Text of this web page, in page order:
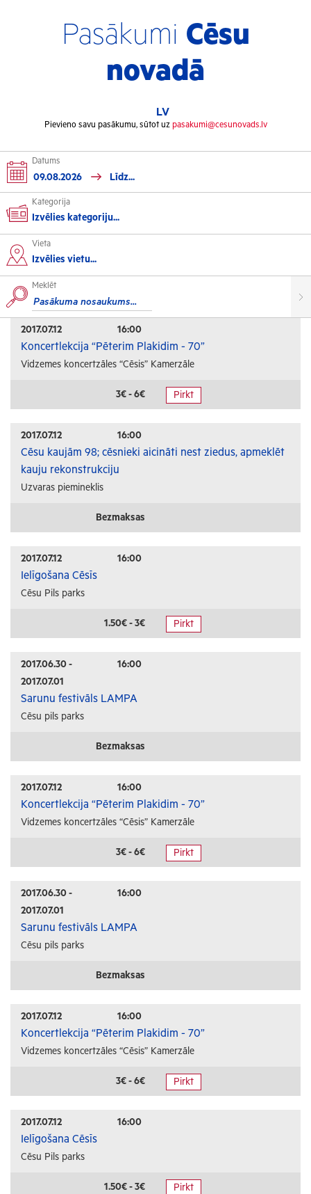
Pasākumi Cēsu
novadā
LV
Pievieno savu pasākumu, sūtot uz pasakumi@cesunovads.lv
Datums
Kategorija
Izvēlies kategoriju...
Kultūra
Izstādes
Koncerti
Izrādes
Festivāli un svētki
Kino
Citi pasākumi
Sports
Florbols
Slēpošana
Izglītība
Konferences
Kursi un semināri
Radošās darbnīcas
Lekcijas
Interešu pasākumi
Ģimenēm ar bērniem
Vieta
Izvēlies vietu...
Meklēt
2017.07.12 16:00
Koncertlekcija “Pēterim Plakidim - 70”
Vidzemes koncertzāles “Cēsis” Kamerzāle
3€ - 6€ Pirkt
2017.07.12 16:00
Cēsu kaujām 98; cēsnieki aicināti nest ziedus, apmeklēt
kauju rekonstrukciju
Uzvaras piemineklis
Bezmaksas
2017.07.12 16:00
Ielīgošana Cēsīs
Cēsu Pils parks
1.50€ - 3€ Pirkt
2017.06.30 -
2017.07.01
16:00
Sarunu festivāls LAMPA
Cēsu pils parks
Bezmaksas
2017.07.12 16:00
Koncertlekcija “Pēterim Plakidim - 70”
Vidzemes koncertzāles “Cēsis” Kamerzāle
3€ - 6€ Pirkt
2017.06.30 -
2017.07.01
16:00
Sarunu festivāls LAMPA
Cēsu pils parks
Bezmaksas
2017.07.12 16:00
Koncertlekcija “Pēterim Plakidim - 70”
Vidzemes koncertzāles “Cēsis” Kamerzāle
3€ - 6€ Pirkt
2017.07.12 16:00
Ielīgošana Cēsīs
Cēsu Pils parks
1.50€ - 3€ Pirkt